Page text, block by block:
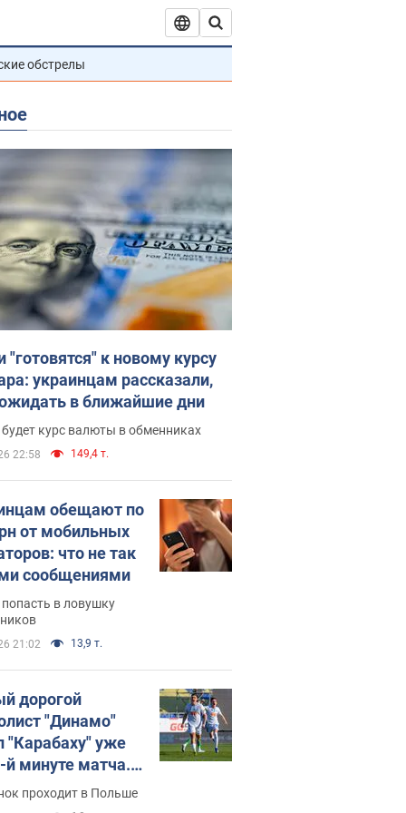
обстрелы
"готовятся" к новому курсу
украинцам рассказали,
в ближайшие дни
курс валюты в обменниках
22:58 149,4 т.
обещают по
от мобильных
что не так
сообщениями
попасть в ловушку
21:02 13,9 т.
дорогой
"Динамо"
"Карабаху" уже
й минуте матча.
проходит в Польше